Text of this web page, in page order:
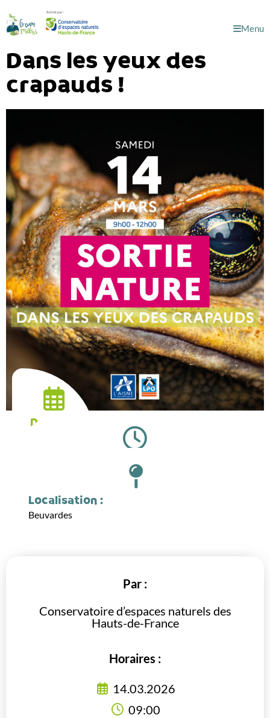
Menu
Dans les yeux des
crapauds !
Date :
Localisation :
Beuvardes
Par :
Conservatoire d’espaces naturels des
Hauts-de-France
Horaires :
14.03.2026
09:00